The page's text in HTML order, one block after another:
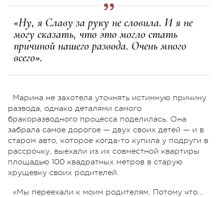
«Ну, я Славу за руку не словила. И я не
могу сказать, что это могло стать
причиной нашего развода. Очень много
всего».
Марина не захотела уточнять истинную причину
развода, однако деталями самого
бракоразводного процесса поделилась. Она
забрала самое дорогое — двух своих детей — и в
старом авто, которое когда-то купила у подруги в
рассрочку, выехали из их совместной квартиры
площадью 100 квадратных метров в старую
хрущевку своих родителей.
«Мы переехали к моим родителям. Потому что…